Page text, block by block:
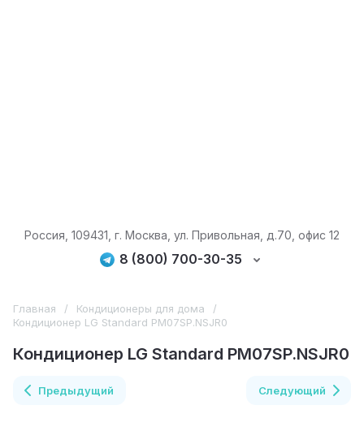
Россия, 109431, г. Москва, ул. Привольная, д.70, офис 12
8 (800) 700-30-35
Главная / Кондиционеры для дома
/
Кондиционер LG Standard PM07SP.NSJR0
Кондиционер LG Standard PM07SP.NSJR0
Предыдущий Следующий